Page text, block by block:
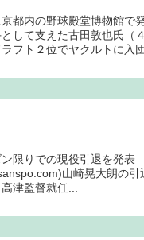
都内の野球殿堂博物館で
して支えた古田敦也氏（
フト２位でヤクルトに入団
限りでの現役引退を発
山崎晃大朗の引
津監督就任...